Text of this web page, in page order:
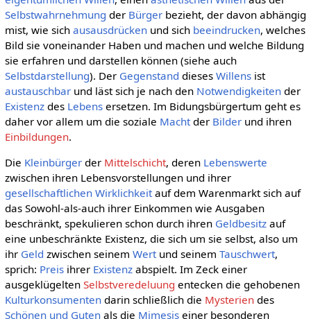
Selbstwahrnehmung der Bürgerbezieht, der davon abhängig
mist, wie sich ausausdrückenund sich beeindrucken, welches
Bild sie voneinander Haben und machen und welche Bildung
sie erfahren und darstellen können (siehe auch
Selbstdarstellung). Der Gegenstand dieses Willensist
austauschbarund läst sich je nach den Notwendigkeitender
Existenzdes Lebensersetzen. Im Bidungsbürgertum geht es
daher vor allem um die soziale Machtder Bilderund ihren
Einbildungen.
Die Kleinbürgerder Mittelschicht, deren Lebenswerte
zwischen ihren Lebensvorstellungen und ihrer
gesellschaftlichen Wirklichkeitauf dem Warenmarkt sich auf
das Sowohl-als-auch ihrer Einkommen wie Ausgaben
beschränkt, spekulieren schon durch ihren Geldbesitzauf
eine unbeschränkte Existenz, die sich um sie selbst, also um
ihr Geld zwischen seinem Wertund seinem Tauschwert,
sprich: Preisihrer Existenzabspielt. Im Zeck einer
ausgeklügelten Selbstveredeluung entecken die gehobenen
Kulturkonsumentendarin schließlich die Mysteriendes
Schönen und Gutenals die Mimesiseiner besonderen